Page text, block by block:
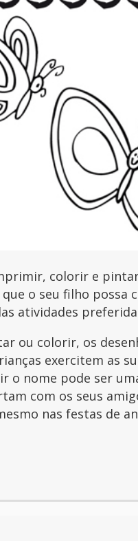
colorir e
o seu filho possa
atividades
ou colorir, os
exercitem as
o nome pode ser
com os seus
nas festas de